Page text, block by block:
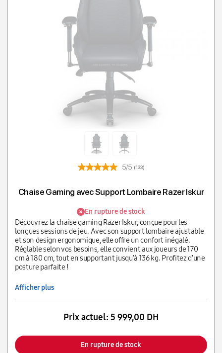
5/5 (133)
Chaise Gaming avec Support Lombaire Razer Iskur
En rupture de stock
Découvrez la chaise gaming Razer Iskur, conçue pour les
longues sessions de jeu. Avec son support lombaire ajustable
et son design ergonomique, elle offre un confort inégalé.
Réglable selon vos besoins, elle convient aux joueurs de 170
cm à 180 cm, tout en supportant jusqu'à 136 kg. Profitez d'une
posture parfaite !
Afficher plus
Prix actuel: 5 999,00 DH
En rupture de stock